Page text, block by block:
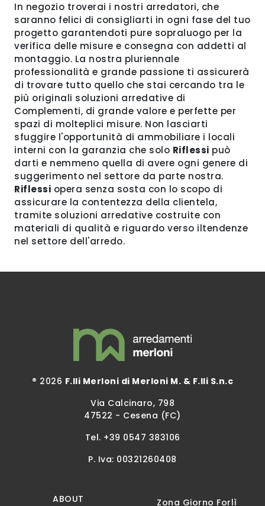
In negozio troverai i nostri arredatori, che
saranno felici di consigliarti in ogni fase del tuo
progetto garantendoti pure sopraluogo per la
verifica delle misure e consegna con addetti al
montaggio. La nostra pluriennale
professionalità e grande passione ti assicurerà
di trovare tutto quello che stai cercando tra le
più originali soluzioni arredative di
Complementi, di grande valore e perfette per
spazi di molteplici misure. Non lasciarti
sfuggire l'opportunità di ammobiliare i locali
interni con la garanzia che solo Riflessi può
darti e nemmeno quella di avere ogni genere di
suggerimento nel settore da parte nostra.
Riflessi opera senza sosta con lo scopo di
assicurare la contentezza della clientela,
tramite soluzioni arredative costruite con
materiali di qualità e riguardo verso iltendenze
nel settore dell'arredo.
® 2026 F.lli Merloni di Merloni M. & F.lli S.n.c
Via Calcinaro, 798
47522 - Cesena (FC)
Tel. +39 0547 383106
P. Iva: 00321260408
ABOUT Zona Giorno Forlì